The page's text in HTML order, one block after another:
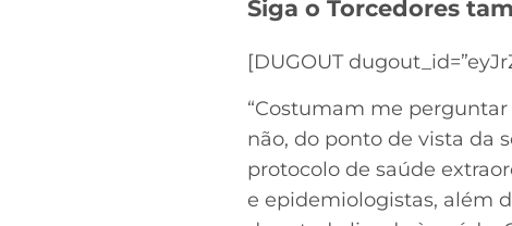
Siga o Torcedores
[DUGOUT
“Costumam me
não, do ponto de vista da
protocolo de saúde
e epidemiologistas, além